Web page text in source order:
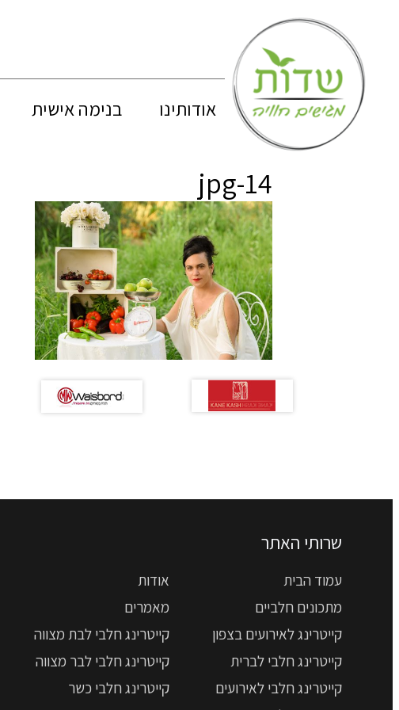
אודותינו בנימה אישית
jpg-14
שרותי האתר
עמוד הבית
אודות
מתכונים חלביים
מאמרים
קייטרינג לאירועים בצפון
קייטרינג חלבי לבת מצווה
קייטרינג חלבי לברית
קייטרינג חלבי לבר מצווה
קייטרינג חלבי לאירועים
קייטרינג חלבי כשר